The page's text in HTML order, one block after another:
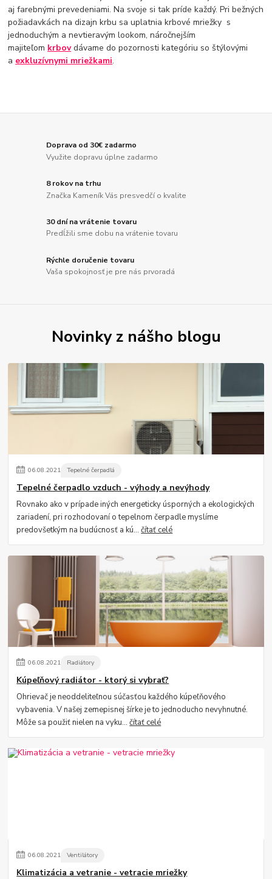
aj farebnými prevedeniami. Na svoje si tak príde každý. Pri bežných
požiadavkách na dizajn krbu sa uplatnia krbové mriežky s
jednoduchým a nevtieravým lookom, náročnejším
majiteľom krbovdávame do pozornosti kategóriu so štýlovými
a exkluzívnymi mriežkami.
Doprava od 30€ zadarmo
Využite dopravu úplne zadarmo
8 rokov na trhu
Značka Kameník Vás presvedčí o kvalite
30 dní na vrátenie tovaru
Predĺžili sme dobu na vrátenie tovaru
Rýchle doručenie tovaru
Vaša spokojnosť je pre nás prvoradá
Novinky z nášho blogu
06.08.2021 Tepelné čerpadlá
Tepelné čerpadlo vzduch - výhody a nevýhody
Rovnako ako v prípade iných energeticky úsporných a ekologických
zariadení, pri rozhodovaní o tepelnom čerpadle myslíme
predovšetkým na budúcnosť a kú...čítať celé
06.08.2021 Radiátory
Kúpeľňový radiátor - ktorý si vybrať?
Ohrievač je neoddeliteľnou súčasťou každého kúpeľňového
vybavenia. V našej zemepisnej šírke je to jednoducho nevyhnutné.
Môže sa použiť nielen na vyku...čítať celé
06.08.2021 Ventilátory
Klimatizácia a vetranie - vetracie mriežky